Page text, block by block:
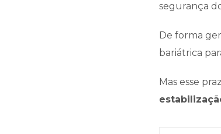
segurança
De forma
bariátrica
Mas esse